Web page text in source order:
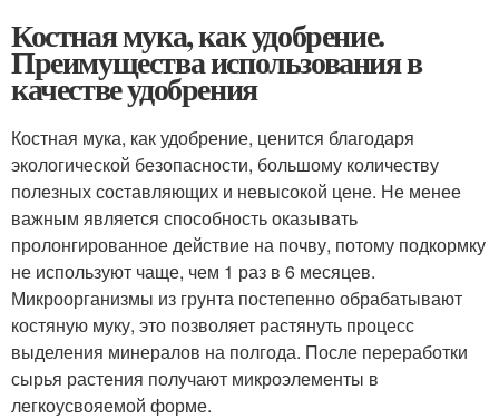
Костная мука, как удобрение.
Преимущества использования в
качестве удобрения
Костная мука, как удобрение, ценится благодаря
экологической безопасности, большому количеству
полезных составляющих и невысокой цене. Не менее
важным является способность оказывать
пролонгированное действие на почву, потому подкормку
не используют чаще, чем 1 раз в 6 месяцев.
Микроорганизмы из грунта постепенно обрабатывают
костяную муку, это позволяет растянуть процесс
выделения минералов на полгода. После переработки
сырья растения получают микроэлементы в
легкоусвояемой форме.